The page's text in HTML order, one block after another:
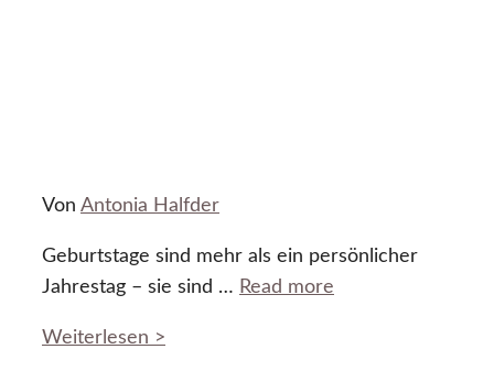
Von Antonia Halfder
Geburtstage sind mehr als ein persönlicher
Jahrestag – sie sind … Read more
Weiterlesen >